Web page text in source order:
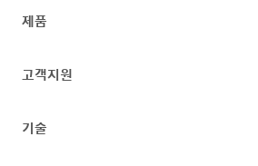
제품
고객지원
기술